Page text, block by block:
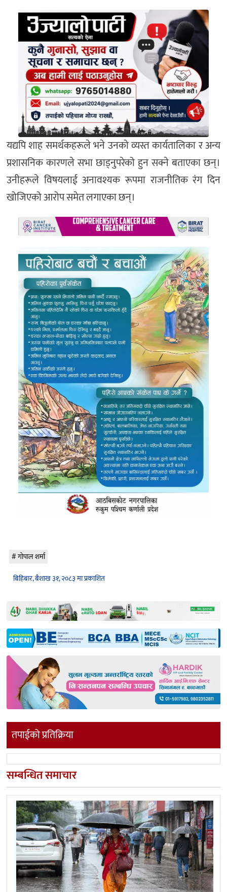
यद्यपि शाह समर्थकहरूले भने उनको व्यस्त कार्यतालिका र अन्य
प्रशासनिक कारणले सभा छाड्नुपरेको हुन सक्ने बताएका छन्।
उनीहरूले विषयलाई अनावश्यक रूपमा राजनीतिक रंग दिन
खोजिएको आरोप समेत लगाएका छन्।
गोपाल शर्मा
बिहिबार, बैशाख ३१, २०८३ मा प्रकाशित
तपाईको प्रतिक्रिया
सम्बन्धित समाचार